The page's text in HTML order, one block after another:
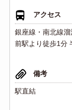
アクセス
銀座線・南北線
前駅より徒歩1分
備考
駅直結